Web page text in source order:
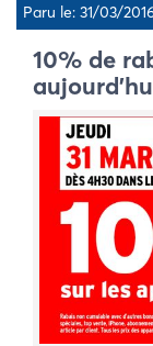
Paru le: 31/03/
10% de